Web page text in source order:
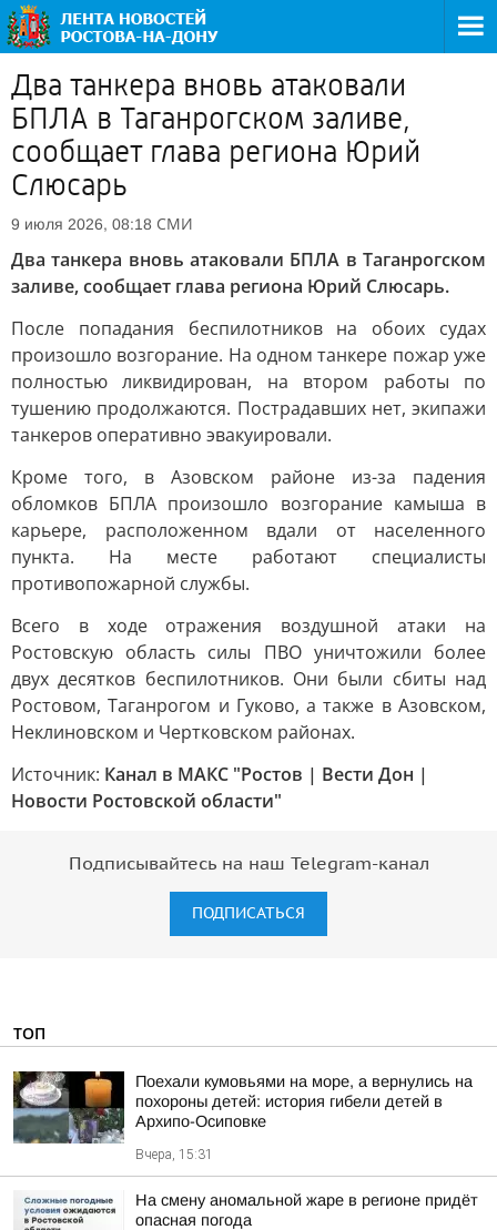
Два танкера вновь атаковали
БПЛА в Таганрогском заливе,
сообщает глава региона Юрий
Слюсарь
9 июля 2026, 08:18 СМИ
Два танкера вновь атаковали БПЛА в Таганрогском
заливе, сообщает глава региона Юрий Слюсарь.
После попадания беспилотников на обоих судах
произошло возгорание. На одном танкере пожар уже
полностью ликвидирован, на втором работы по
тушению продолжаются. Пострадавших нет, экипажи
танкеров оперативно эвакуировали.
Кроме того, в Азовском районе из-за падения
обломков БПЛА произошло возгорание камыша в
карьере, расположенном вдали от населенного
пункта. На месте работают специалисты
противопожарной службы.
Всего в ходе отражения воздушной атаки на
Ростовскую область силы ПВО уничтожили более
двух десятков беспилотников. Они были сбиты над
Ростовом, Таганрогом и Гуково, а также в Азовском,
Неклиновском и Чертковском районах.
Источник: Канал в МАКС "Ростов | Вести Дон |
Новости Ростовской области"
Подписывайтесь на наш Telegram-канал
ПОДПИСАТЬСЯ
ТОП
Поехали кумовьями на море, а вернулись на
похороны детей: история гибели детей в
Архипо-Осиповке
Вчера, 15:31
На смену аномальной жаре в регионе придёт
опасная погода